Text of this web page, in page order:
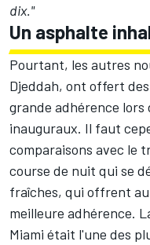
dix."
Un asphalte
Pourtant, les autres
Djeddah, ont offert
grande adhérence lors
inauguraux. Il faut
comparaisons avec le
course de nuit qui se
fraîches, qui offrent
meilleure adhérence.
Miami était l'une des